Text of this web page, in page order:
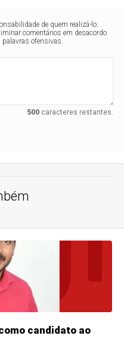
de quem realizá-lo.
comentários em desacordo
ofensivas.
500caracteres restantes.
candidato ao